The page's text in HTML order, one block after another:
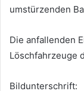
umstürzenden
Die anfallenden
Löschfahrzeuge
Bildunterschrift: